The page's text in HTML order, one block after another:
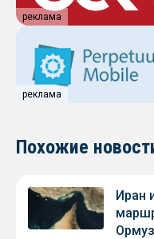
реклама
реклама
Похожие
Иран